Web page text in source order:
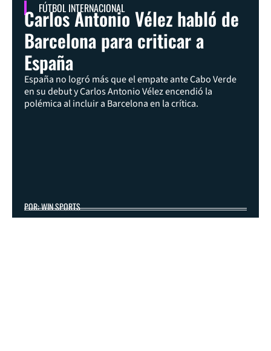
FÚTBOL INTERNACIONAL
Carlos Antonio Vélez habló de
Barcelona para criticar a
España
España no logró más que el empate ante Cabo Verde
en su debut y Carlos Antonio Vélez encendió la
polémica al incluir a Barcelona en la crítica.
POR: WIN SPORTS